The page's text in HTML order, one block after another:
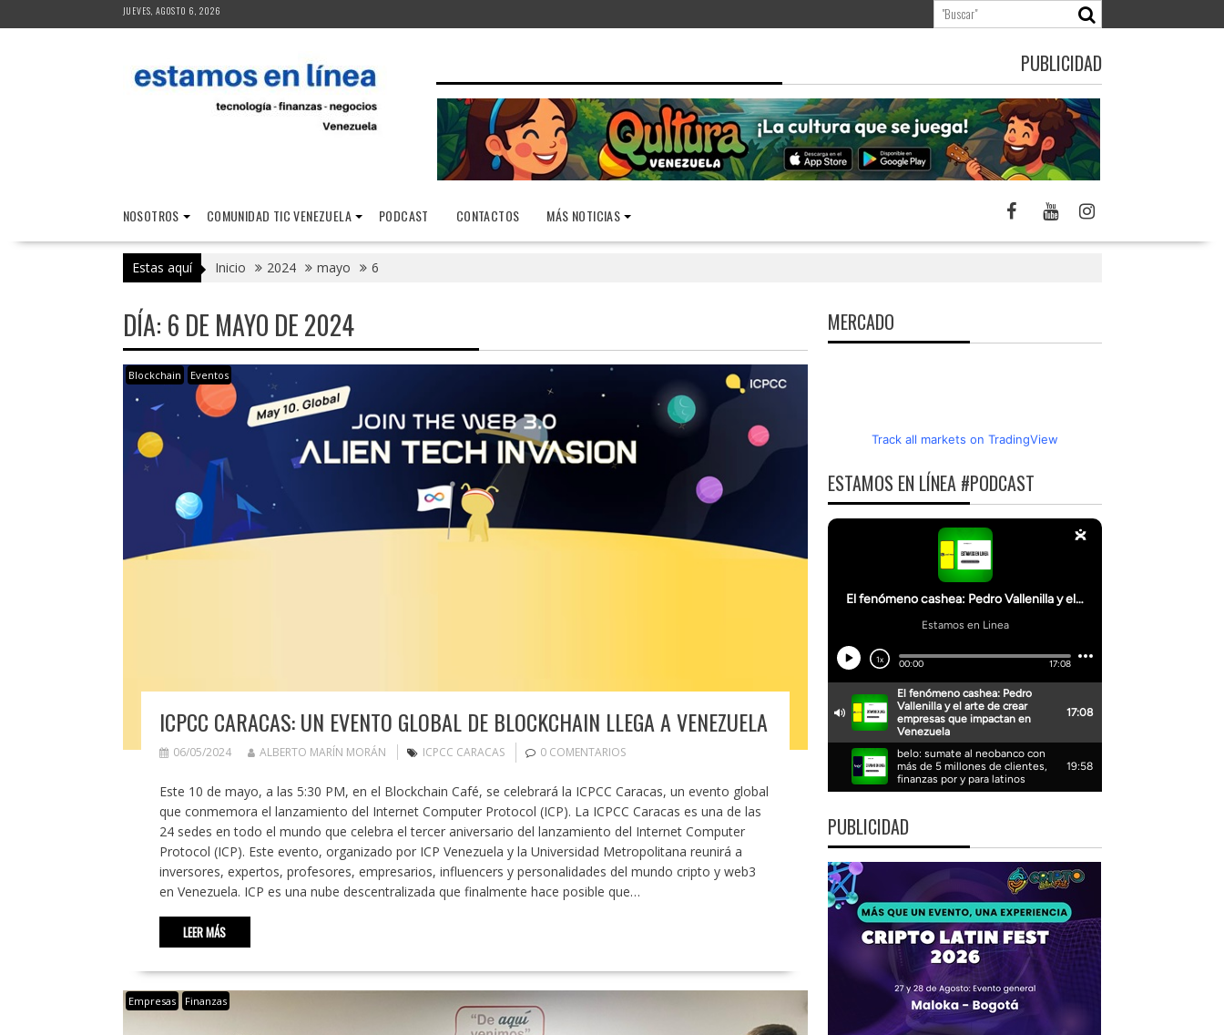
al
JUEVES, AGOSTO 6, 2026
PUBLICIDAD
NOSOTROS COMUNIDAD TIC VENEZUELA PODCAST CONTACTOS MÁS NOTICIAS
Estas aquí Inicio 2024 mayo 6
DÍA: 6 DE MAYO DE 2024
Blockchain Eventos
ICPCC CARACAS: UN EVENTO GLOBAL DE BLOCKCHAIN LLEGA A VENEZUELA
06/05/2024 ALBERTO MARÍN MORÁN ICPCC CARACAS 0 COMENTARIOS
Este 10 de mayo, a las 5:30 PM, en el Blockchain Café, se celebrará la ICPCC Caracas, un evento global
que conmemora el lanzamiento del Internet Computer Protocol (ICP). La ICPCC Caracas es una de las
24 sedes en todo el mundo que celebra el tercer aniversario del lanzamiento del Internet Computer
Protocol (ICP). Este evento, organizado por ICP Venezuela y la Universidad Metropolitana reunirá a
inversores, expertos, profesores, empresarios, influencers y personalidades del mundo cripto y web3
en Venezuela. ICP es una nube descentralizada que finalmente hace posible que…
LEER MÁS
Empresas Finanzas
MERCADO
Track all markets on TradingView
ESTAMOS EN LÍNEA #PODCAST
PUBLICIDAD